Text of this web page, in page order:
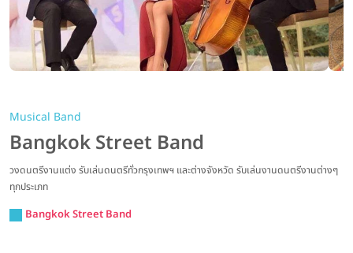
Musical Band
Bangkok Street Band
วงดนตรีงานแต่ง รับเล่นดนตรีทั่วกรุงเทพฯ และต่างจังหวัด รับเล่นงานดนตรีงานต่างๆ
ทุกประเภท
Bangkok Street Band